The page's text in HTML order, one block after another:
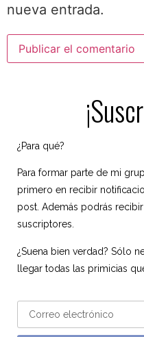
nueva entrada.
¿Para qué?
Para formar parte de mi
primero en recibir
post. Además podrás
suscriptores.
¿Suena bien verdad? Sólo
llegar todas las primicias